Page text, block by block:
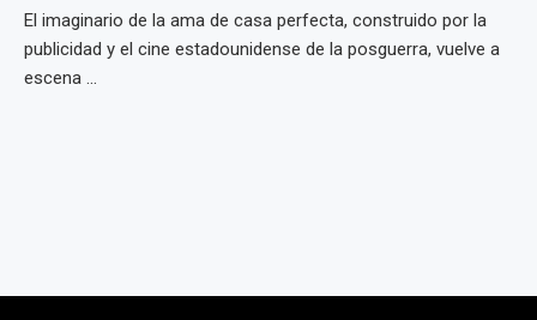
El imaginario de la ama de casa perfecta, construido por la
publicidad y el cine estadounidense de la posguerra, vuelve a
escena ...